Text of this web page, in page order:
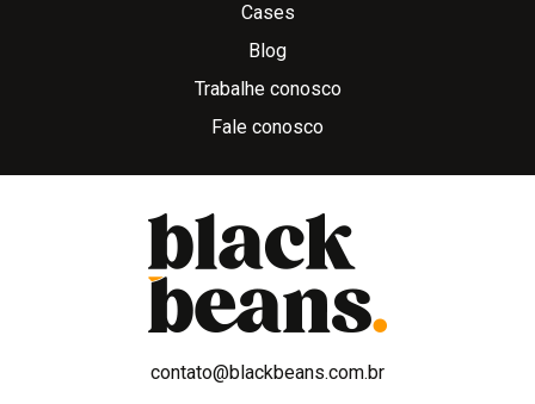
Cases
Blog
Trabalhe conosco
Fale conosco
contato@blackbeans.com.br